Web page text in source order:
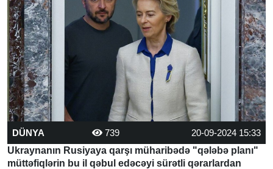
DÜNYA 739
20-09-2024 15:33
Ukraynanın Rusiyaya qarşı müharibədə "qələbə planı"
müttəfiqlərin bu il qəbul edəcəyi sürətli qərarlardan